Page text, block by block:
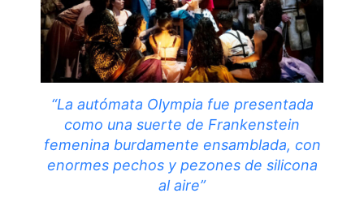
“La autómata Olympia fue presentada
como una suerte de Frankenstein
femenina burdamente ensamblada, con
enormes pechos y pezones de silicona
al aire”